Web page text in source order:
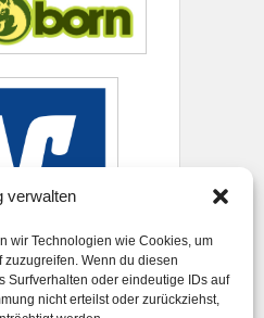
verwalten
wir Technologien wie Cookies, um
Wenn du diesen
Surfverhalten oder eindeutige IDs auf
nicht erteilst oder zurückziehst,